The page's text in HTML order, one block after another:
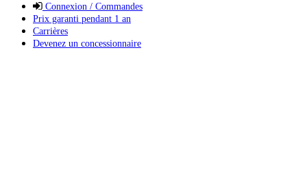
Connexion / Commandes
Prix garanti pendant 1 an
Carrières
Devenez un concessionnaire